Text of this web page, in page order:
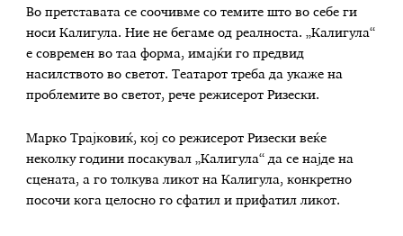
Во претставата се соочивме со темите што во себе ги
носи Калигула. Ние не бегаме од реалноста. „Калигула“
е современ во таа форма, имајќи го предвид
насилството во светот. Театарот треба да укаже на
проблемите во светот, рече режисерот Ризески.
Марко Трајковиќ, кој со режисерот Ризески веќе
неколку години посакувал „Калигула“ да се најде на
сцената, а го толкува ликот на Калигула, конкретно
посочи кога целосно го сфатил и прифатил ликот.